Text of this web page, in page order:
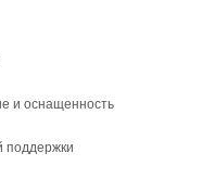
и оснащенность
поддержки